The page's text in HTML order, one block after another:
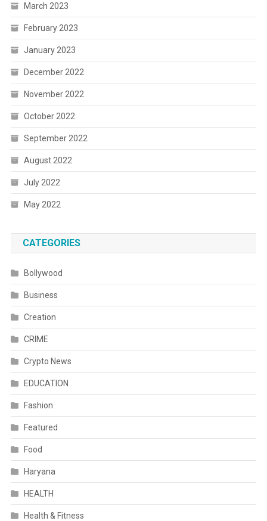
March 2023
February 2023
January 2023
December 2022
November 2022
October 2022
September 2022
August 2022
July 2022
May 2022
CATEGORIES
Bollywood
Business
Creation
CRIME
Crypto News
EDUCATION
Fashion
Featured
Food
Haryana
HEALTH
Health & Fitness